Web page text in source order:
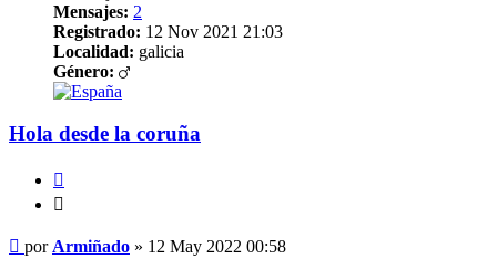
Mensajes: 2
Registrado: 12 Nov 2021 21:03
Localidad: galicia
Género:
Hola desde la coruña
Mensaje
por Armiñado » 12 May 2022 00:58